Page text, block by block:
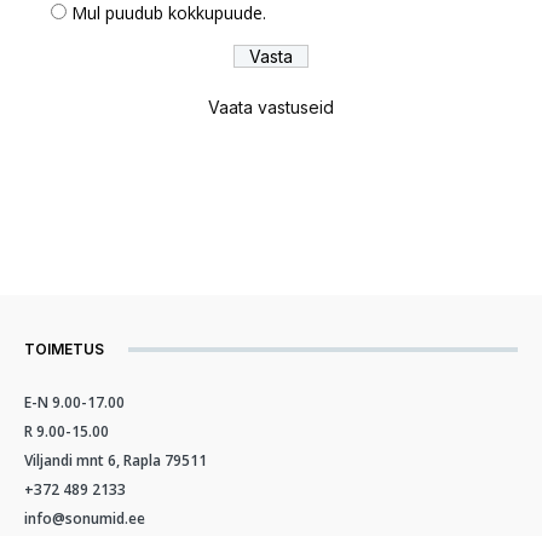
Mul puudub kokkupuude.
Vaata vastuseid
TOIMETUS
E-N 9.00-17.00
R 9.00-15.00
Viljandi mnt 6, Rapla 79511
+372 489 2133
info@sonumid.ee